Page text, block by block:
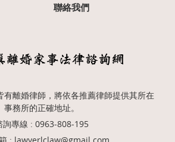
聯絡我們
有離婚律師，將依各推薦律師提供其所在
事務所的正確地址。
詢專線 : 0963-808-195